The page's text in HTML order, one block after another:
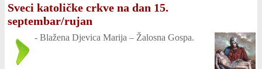
Sveci katoličke crkve na dan 15.
septembar/rujan
- Blažena Djevica Marija – Žalosna Gospa.